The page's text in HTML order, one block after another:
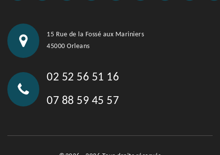
15 Rue de la Fossé aux Mariniers
45000 Orleans
02 52 56 51 16
07 88 59 45 57